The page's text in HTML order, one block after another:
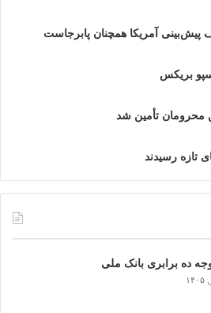
پیش‌بینی آمریکا همچنان پابرجاست
بریکس
تازه رسیدند
وجه ده برابری بانک ملی